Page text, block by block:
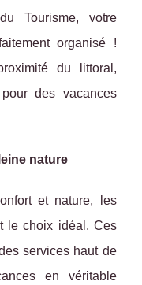
Tourisme, votre
organisé !
du littoral,
des vacances
nature
et nature, les
le choix idéal. Ces
services haut de
en véritable